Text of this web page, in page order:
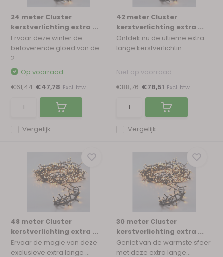
24 meter Cluster
kerstverlichting extra ...
Ervaar deze winter de
betoverende gloed van de
2...
Vergelijk
Op voorraad
€61,44 €47,78 Excl. btw
42 meter Cluster
kerstverlichting extra ...
Ontdek nu de ultieme extra
lange kerstverlichtin...
Vergelijk
Niet op voorraad
€88,76 €78,51 Excl. btw
48 meter Cluster
kerstverlichting extra ...
Ervaar de magie van deze
exclusieve extra lange ...
30 meter Cluster
kerstverlichting extra ...
Geniet van de warmste sfeer
met deze extra lange...